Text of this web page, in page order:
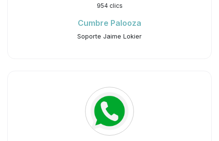
954 clics
Cumbre Palooza
Soporte Jaime Lokier